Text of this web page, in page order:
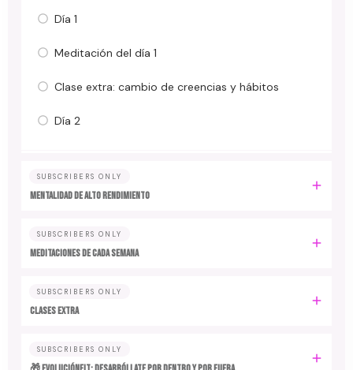
Día 1
Meditación del día 1
Clase extra: cambio de creencias y hábitos
Día 2
SUBSCRIBERS ONLY
MENTALIDAD DE ALTO RENDIMIENTO
SUBSCRIBERS ONLY
MEDITACIONES DE CADA SEMANA
SUBSCRIBERS ONLY
CLASES EXTRA
SUBSCRIBERS ONLY